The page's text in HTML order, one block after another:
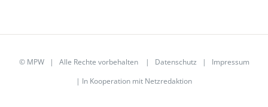
© MPW| Alle Rechte vorbehalten | Datenschutz | Impressum
| In Kooperation mit Netzredaktion